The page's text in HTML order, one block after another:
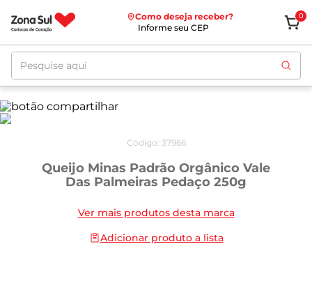
Como deseja receber?
Informe seu CEP
0
Pesquise aqui
Código: 37966
Queijo Minas Padrão Orgânico Vale
Das Palmeiras Pedaço 250g
Ver mais produtos desta marca
Adicionar produto a lista